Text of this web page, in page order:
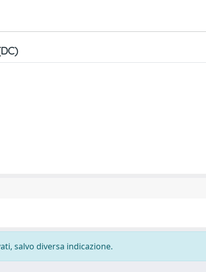
salvo diversa indicazione.